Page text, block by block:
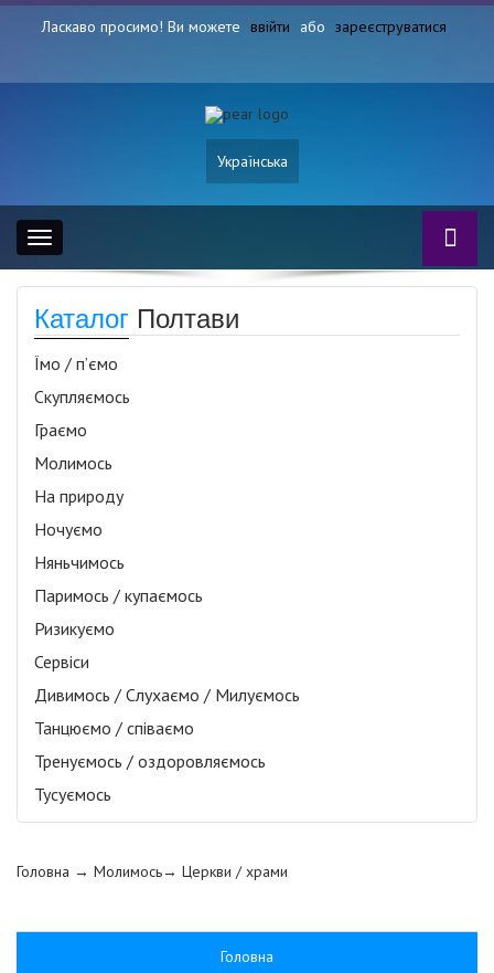
Ласкаво просимо! Ви можете ввійти або зареєструватися
Українська
Toggle
navigation
Каталог Полтави
Їмо / п’ємо
Скупляємось
Граємо
Молимось
На природу
Ночуємо
Няньчимось
Паримось / купаємось
Ризикуємо
Сервіси
Дивимось / Слухаємо / Милуємось
Танцюємо / співаємо
Тренуємось / оздоровляємось
Тусуємось
Головна → Молимось→ Церкви / храми
Головна